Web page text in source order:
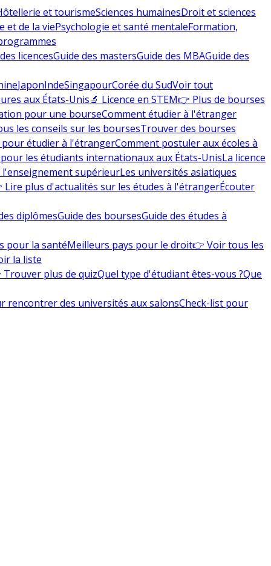
et tourismeSciences humainesDroit et sciences
et de la viePsychologie et santé mentaleFormation,
licencesGuide des mastersGuide des MBAGuide des
JaponIndeSingapourCorée du SudVoir tout
aux États-Unis🔬 Licence en STEM👉 Plus de bourses
pour une bourseComment étudier à l'étranger
les conseils sur les boursesTrouver des bourses
étudier à l'étrangerComment postuler aux écoles à
les étudiants internationaux aux États-UnisLa licence
l'enseignement supérieurLes universités asiatiques
Lire plus d'actualités sur les études à l'étrangerÉcouter
diplômesGuide des boursesGuide des études à
pour la santéMeilleurs pays pour le droit👉 Voir tous les
la liste
Trouver plus de quizQuel type d'étudiant êtes-vous ?Que
rencontrer des universités aux salonsCheck-list pour